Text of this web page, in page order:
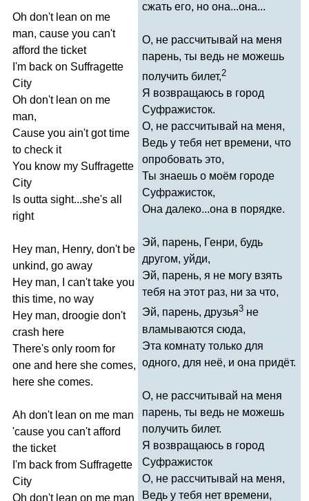
Oh don't lean on me
man, cause you can't
afford the ticket
I'm back on Suffragette
City
Oh don't lean on me
man,
Cause you ain't got time
to check it
You know my Suffragette
City
Is outta sight...she's all
right
Hey man, Henry, don't be
unkind, go away
Hey man, can't take you
this time, no way
Hey man, droogie don't
crash here
There's only room for
one and here she comes,
here she comes.
Ah don't lean on me man
'cause you can't afford
the ticket
I'm back from Suffragette
City
Oh don't lean on me man
сжать его, но она...она...
О, не рассчитывай на меня
парень, ты ведь не можешь
получить билет,2
Я возвращаюсь в город
Суфражисток.
О, не рассчитывай на меня,
Ведь у тебя нет времени, что
опробовать это,
Ты знаешь о моём городе
Суфражисток,
Она далеко...она в порядке.
Эй, парень, Генри, будь
другом, уйди,
Эй, парень, я не могу взять
тебя на этот раз, ни за что,
Эй, парень, друзья3 не
вламываются сюда,
Эта комнату только для
одного, для неё, и она придёт.
О, не рассчитывай на меня
парень, ты ведь не можешь
получить билет.
Я возвращаюсь в город
Суфражисток
О, не рассчитывай на меня,
Ведь у тебя нет времени,